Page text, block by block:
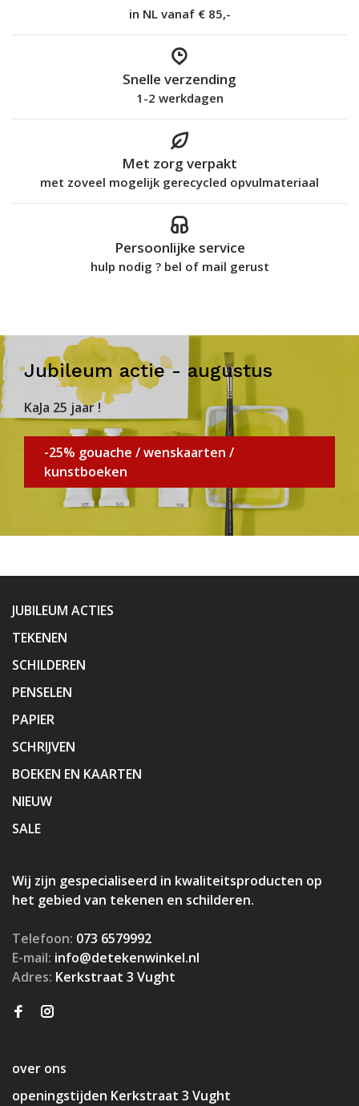
in NL vanaf € 85,-
Snelle verzending
1-2 werkdagen
Met zorg verpakt
met zoveel mogelijk gerecycled opvulmateriaal
Persoonlijke service
hulp nodig ? bel of mail gerust
Jubileum actie - augustus
KaJa 25 jaar !
-25% gouache / wenskaarten /
kunstboeken
JUBILEUM ACTIES
TEKENEN
SCHILDEREN
PENSELEN
PAPIER
SCHRIJVEN
BOEKEN EN KAARTEN
NIEUW
SALE
Wij zijn gespecialiseerd in kwaliteitsproducten op
het gebied van tekenen en schilderen.
Telefoon: 073 6579992
E-mail: info@detekenwinkel.nl
Adres: Kerkstraat 3 Vught
over ons
openingstijden Kerkstraat 3 Vught